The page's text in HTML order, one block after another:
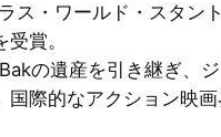
ス・ワールド・スタン
賞。
の遺産を引き継ぎ、
国際的なアクション映